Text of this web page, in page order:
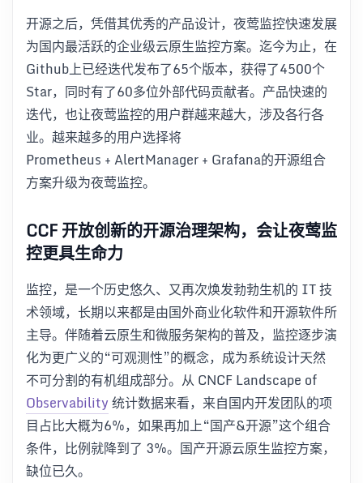
开源之后，凭借其优秀的产品设计，夜莺监控快速发展
为国内最活跃的企业级云原生监控方案。迄今为止，在
Github上已经迭代发布了65个版本，获得了4500个
Star，同时有了60多位外部代码贡献者。产品快速的
迭代，也让夜莺监控的用户群越来越大，涉及各行各
业。越来越多的用户选择将
Prometheus + AlertManager + Grafana的开源组合
方案升级为夜莺监控。
CCF 开放创新的开源治理架构，会让夜莺监
控更具生命力
监控，是一个历史悠久、又再次焕发勃勃生机的 IT 技
术领域，长期以来都是由国外商业化软件和开源软件所
主导。伴随着云原生和微服务架构的普及，监控逐步演
化为更广义的“可观测性”的概念，成为系统设计天然
不可分割的有机组成部分。从 CNCF Landscape of
Observability统计数据来看，来自国内开发团队的项
目占比大概为6%，如果再加上“国产&开源”这个组合
条件，比例就降到了 3%。国产开源云原生监控方案，
缺位已久。